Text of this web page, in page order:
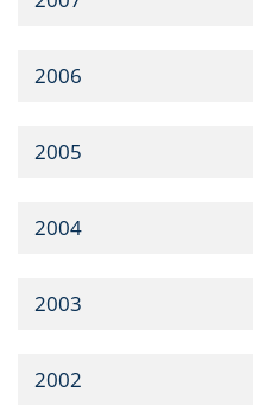
2006
2005
2004
2003
2002